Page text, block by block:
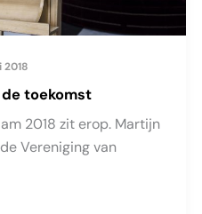
2018
toekomst
2018 zit erop. Martijn
Vereniging van